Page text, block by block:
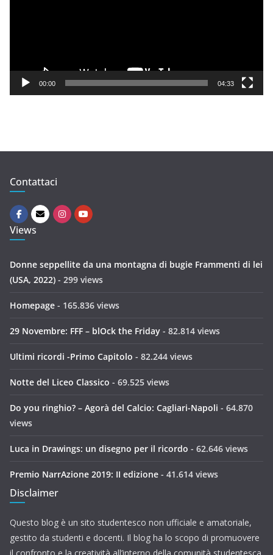
e
00:00 04:33
Contattaci
Views
Donne seppellite da una montagna di bugie Frammenti di lei
(USA, 2022) - 299 views
Homepage - 165.836 views
29 Novembre: FFF – blOck the Friday - 82.814 views
Ultimi ricordi -Primo Capitolo - 82.244 views
Notte del Liceo Classico - 69.525 views
Do you ringhio? – Agorà del Calcio: Cagliari-Napoli - 64.870
views
Luca in Drawings: un disegno per il ricordo - 62.646 views
Premio NarrAzione 2019: II edizione - 41.614 views
Disclaimer
Questo blog è un sito studentesco non ufficiale e amatoriale,
gestito da studenti e docenti. Il blog ha lo scopo di promuovere